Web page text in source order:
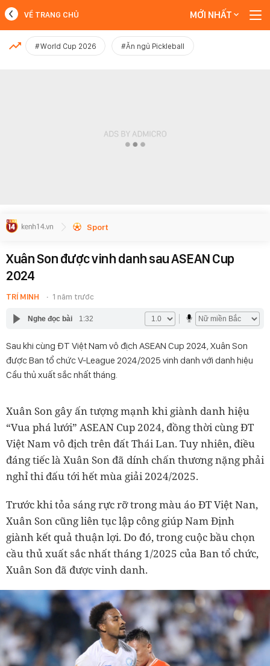
MỚI NHẤT
VỀ TRANG CHỦ MỚI NHẤT
#World Cup 2026 #Ăn ngủ Pickleball
Sport
Xuân Son được vinh danh sau ASEAN Cup
2024
TRÍ MINH 1 năm trước
Nghe đọc bài 1:32
Sau khi cùng ĐT Việt Nam vô địch ASEAN Cup 2024, Xuân Son
được Ban tổ chức V-League 2024/2025 vinh danh với danh hiệu
Cầu thủ xuất sắc nhất tháng.
Xuân Son gây ấn tượng mạnh khi giành danh hiệu
“Vua phá lưới” ASEAN Cup 2024, đồng thời cùng ĐT
Việt Nam vô địch trên đất Thái Lan. Tuy nhiên, điều
đáng tiếc là Xuân Son đã dính chấn thương nặng phải
nghỉ thi đấu tới hết mùa giải 2024/2025.
Trước khi tỏa sáng rực rỡ trong màu áo ĐT Việt Nan,
Xuân Son cũng liên tục lập công giúp Nam Định
giành kết quả thuận lợi. Do đó, trong cuộc bầu chọn
cầu thủ xuất sắc nhất tháng 1/2025 của Ban tổ chức,
Xuân Son đã được vinh danh.